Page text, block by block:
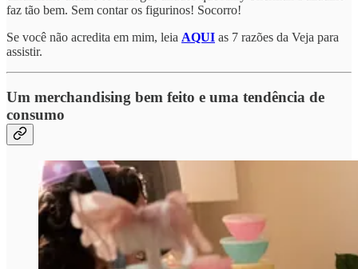
faz tão bem. Sem contar os figurinos! Socorro!
Se você não acredita em mim, leia AQUI as 7 razões da Veja para
assistir.
Um merchandising bem feito e uma tendência de
consumo